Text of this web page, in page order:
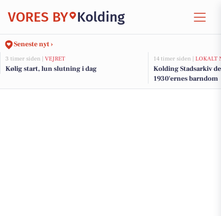
VORES BY Kolding
Seneste nyt ›
3 timer siden | VEJRET
Kølig start, lun slutning i dag
14 timer siden | LOKALT
Kolding Stadsarkiv
1930'ernes barndom